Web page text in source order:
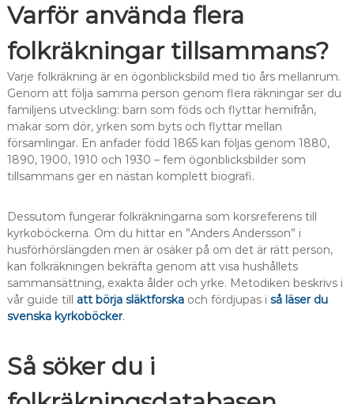
Varför använda flera
folkräkningar tillsammans?
Varje folkräkning är en ögonblicksbild med tio års mellanrum.
Genom att följa samma person genom flera räkningar ser du
familjens utveckling: barn som föds och flyttar hemifrån,
makar som dör, yrken som byts och flyttar mellan
församlingar. En anfader född 1865 kan följas genom 1880,
1890, 1900, 1910 och 1930 – fem ögonblicksbilder som
tillsammans ger en nästan komplett biografi.
Dessutom fungerar folkräkningarna som korsreferens till
kyrkoböckerna. Om du hittar en ”Anders Andersson” i
husförhörslängden men är osäker på om det är rätt person,
kan folkräkningen bekräfta genom att visa hushållets
sammansättning, exakta ålder och yrke. Metodiken beskrivs i
vår guide till att börja släktforskaoch fördjupas i så läser du
svenska kyrkoböcker.
Så söker du i